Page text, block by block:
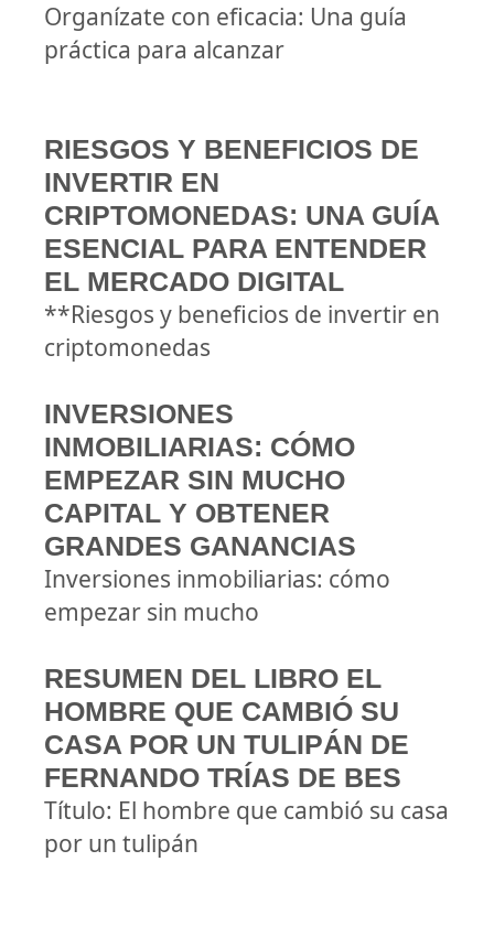
Organízate con eficacia: Una guía
práctica para alcanzar
RIESGOS Y BENEFICIOS DE
INVERTIR EN
CRIPTOMONEDAS: UNA GUÍA
ESENCIAL PARA ENTENDER
EL MERCADO DIGITAL
**Riesgos y beneficios de invertir en
criptomonedas
INVERSIONES
INMOBILIARIAS: CÓMO
EMPEZAR SIN MUCHO
CAPITAL Y OBTENER
GRANDES GANANCIAS
Inversiones inmobiliarias: cómo
empezar sin mucho
RESUMEN DEL LIBRO EL
HOMBRE QUE CAMBIÓ SU
CASA POR UN TULIPÁN DE
FERNANDO TRÍAS DE BES
Título: El hombre que cambió su casa
por un tulipán